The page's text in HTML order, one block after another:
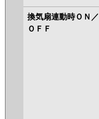
換気扇連動時ＯＮ／
ＯＦＦ